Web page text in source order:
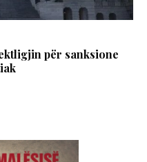
për sanksione